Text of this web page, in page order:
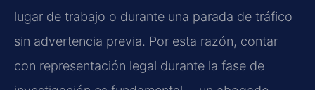
lugar de trabajo o durante una parada de tráfico
sin advertencia previa. Por esta razón, contar
con representación legal durante la fase de